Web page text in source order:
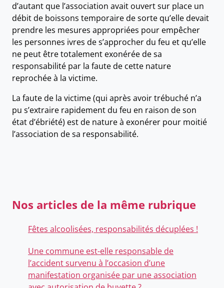
d’autant que l’association avait ouvert sur place un
débit de boissons temporaire de sorte qu’elle devait
prendre les mesures appropriées pour empêcher
les personnes ivres de s’approcher du feu et qu’elle
ne peut être totalement exonérée de sa
responsabilité par la faute de cette nature
reprochée à la victime.
La faute de la victime (qui après avoir trébuché n’a
pu s’extraire rapidement du feu en raison de son
état d’ébriété) est de nature à exonérer pour moitié
l’association de sa responsabilité.
Nos articles de la même rubrique
Fêtes alcoolisées, responsabilités décuplées !
Une commune est-elle responsable de
l’accident survenu à l’occasion d’une
manifestation organisée par une association